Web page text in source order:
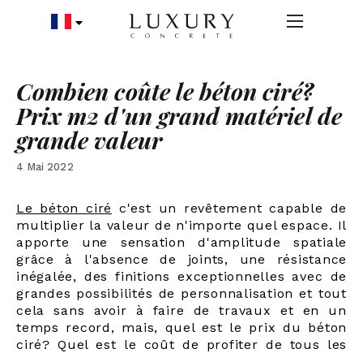
Combien coûte le béton ciré?
Prix m2 d'un grand matériel de
grande valeur
4 Mai 2022
Le béton ciré c'est un revêtement capable de
multiplier la valeur de n'importe quel espace. Il
apporte une sensation d'amplitude spatiale
grâce à l'absence de joints, une résistance
inégalée, des finitions exceptionnelles avec de
grandes possibilités de personnalisation et tout
cela sans avoir à faire de travaux et en un
temps record, mais, quel est le prix du béton
ciré? Quel est le coût de profiter de tous les